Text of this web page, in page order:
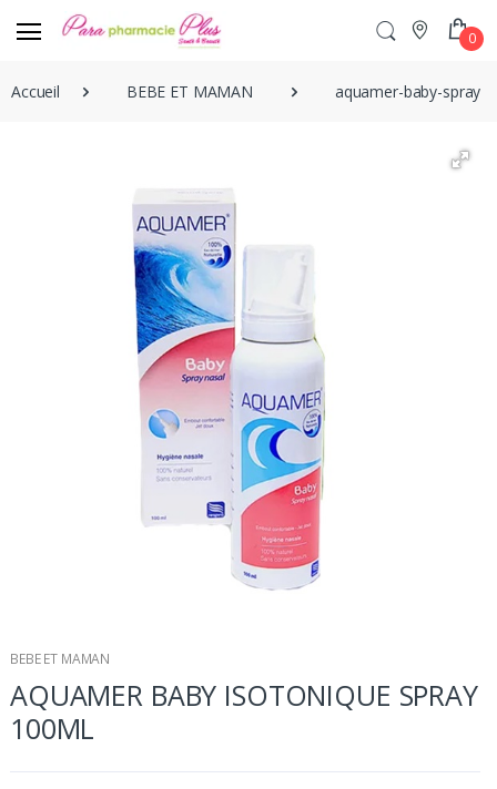
0
Accueil BEBE ET MAMAN aquamer-baby-spray-
BEBE ET MAMAN
AQUAMER BABY ISOTONIQUE SPRAY
100ML